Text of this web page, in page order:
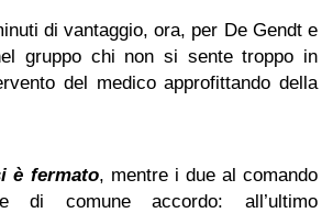
di vantaggio, ora, per De Gendt e
gruppo chi non si sente troppo in
del medico approfittando della
è fermato, mentre i due al comando
di comune accordo: all’ultimo